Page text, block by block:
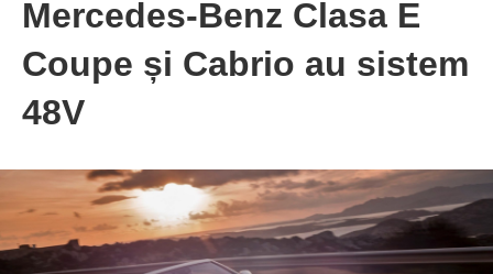
Mercedes-Benz Clasa E
Coupe și Cabrio au sistem
48V